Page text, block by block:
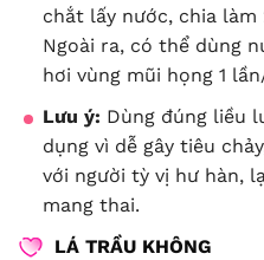
chắt lấy nước, chia làm
Ngoài ra, có thể dùng
hơi vùng mũi họng 1
Lưu ý: Dùng đúng liều
dụng vì dễ gây tiêu
với người tỳ vị hư hàn,
mang thai.
LÁ TRẦU KHÔNG